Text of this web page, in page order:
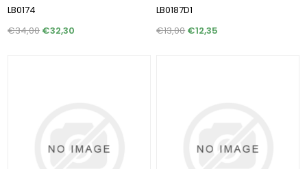
LB0174
€34,00 €32,30
LB0187D1
€13,00€12,35